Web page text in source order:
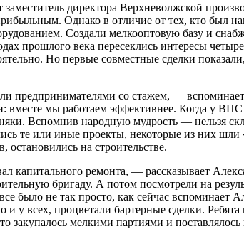
директора Верхневолжской
Однако в отличие от тех, кто был
Создали мелкооптовую базу и
прошлого века пересеклись интересы
Но первые совместные сделки
предпринимателями со стажем, —
вместе мы работаем эффективнее. Когда у
Вспомнив народную мудрость — нельзя
те или иные проекты, некоторые из них шли
на строительстве.
капитального ремонта, — рассказывает
бригаду. А потом посмотрели на
было не так просто, как сейчас
и у всех, процветали бартерные сделки.
закупалось мелкими партиями и